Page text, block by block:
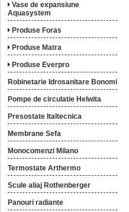
Vase de expansiune
Aquasystem
Produse Foras
Produse Matra
Produse Everpro
Robinetarie Idrosanitare Bonomi
Pompe de circulatie Helwita
Presostate Italtecnica
Membrane Sefa
Monocomenzi Milano
Termostate Arthermo
Scule aliaj Rothenberger
Panouri radiante